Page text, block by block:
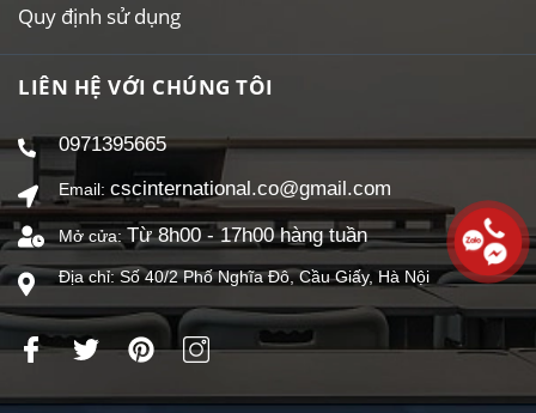
Quy định sử dụng
LIÊN HỆ VỚI CHÚNG TÔI
0971395665
Email: cscinternational.co@gmail.com
Mở cửa:Từ 8h00 - 17h00 hàng tuần
Địa chỉ: Số 40/2 Phố Nghĩa Đô, Cầu Giấy, Hà Nội